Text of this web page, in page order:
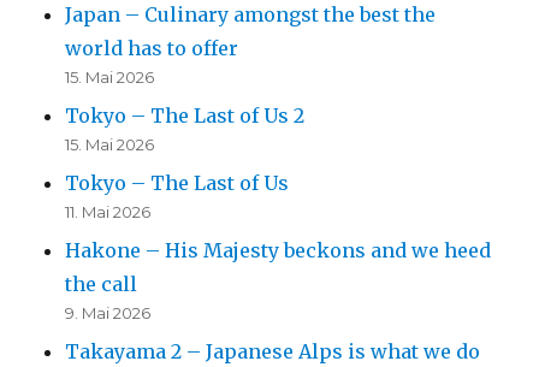
Japan – Culinary amongst the best the
world has to offer
15. Mai 2026
Tokyo – The Last of Us 2
15. Mai 2026
Tokyo – The Last of Us
11. Mai 2026
Hakone – His Majesty beckons and we heed
the call
9. Mai 2026
Takayama 2 – Japanese Alps is what we do